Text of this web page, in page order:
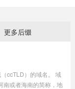
更多后缀
ccTLD）的域名。 域
南或者海南的简称，地